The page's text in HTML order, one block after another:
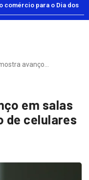
comércio para o Dia dos
avanço…
em salas
de celulares